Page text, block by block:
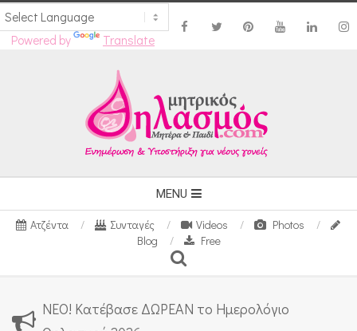
Powered by Translate
Navigation
Menu
MENU
Ατζέντα Συνταγές Videos
Photos
Blog
Free
Search
ΝΕΟ! Κατέβασε ΔΩΡΕΑΝ το Ημερολόγιο